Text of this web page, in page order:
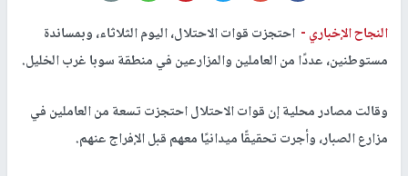
النجاح الإخباري - احتجزت قوات الاحتلال، اليوم الثلاثاء، وبمساندة
مستوطنين، عددًا من العاملين والمزارعين في منطقة سوبا غرب الخليل.
وقالت مصادر محلية إن قوات الاحتلال احتجزت تسعة من العاملين في
مزارع الصبار، وأجرت تحقيقًا ميدانيًا معهم قبل الإفراج عنهم.